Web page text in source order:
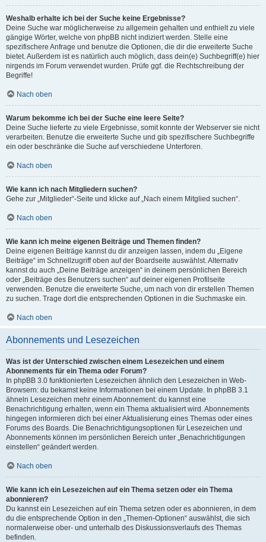
Weshalb erhalte ich bei der Suche keine Ergebnisse?
Deine Suche war möglicherweise zu allgemein gehalten und enthielt zu viele
gängige Wörter, welche von phpBB nicht indiziert werden. Stelle eine
spezifischere Anfrage und benutze die Optionen, die dir die erweiterte Suche
bietet. Außerdem ist es natürlich auch möglich, dass dein(e) Suchbegriff(e) hier
nirgends im Forum verwendet wurden. Prüfe ggf. die Rechtschreibung der
Begriffe!
Nach oben
Warum bekomme ich bei der Suche eine leere Seite?
Deine Suche lieferte zu viele Ergebnisse, somit konnte der Webserver sie nicht
verarbeiten. Benutze die erweiterte Suche und gib spezifischere Suchbegriffe
ein oder beschränke die Suche auf verschiedene Unterforen.
Nach oben
Wie kann ich nach Mitgliedern suchen?
Gehe zur „Mitglieder“-Seite und klicke auf „Nach einem Mitglied suchen“.
Nach oben
Wie kann ich meine eigenen Beiträge und Themen finden?
Deine eigenen Beiträge kannst du dir anzeigen lassen, indem du „Eigene
Beiträge“ im Schnellzugriff oben auf der Boardseite auswählst. Alternativ
kannst du auch „Deine Beiträge anzeigen“ in deinem persönlichen Bereich
oder „Beiträge des Benutzers suchen“ auf deiner eigenen Profilseite
verwenden. Benutze die erweiterte Suche, um nach von dir erstellen Themen
zu suchen. Trage dort die entsprechenden Optionen in die Suchmaske ein.
Nach oben
Abonnements und Lesezeichen
Was ist der Unterschied zwischen einem Lesezeichen und einem
Abonnements für ein Thema oder Forum?
In phpBB 3.0 funktionierten Lesezeichen ähnlich den Lesezeichen in Web-
Browsern: du bekamst keine Informationen bei einem Update. In phpBB 3.1
ähneln Lesezeichen mehr einem Abonnement: du kannst eine
Benachrichtigung erhalten, wenn ein Thema aktualisiert wird. Abonnements
hingegen informieren dich bei einer Aktualisierung eines Themas oder eines
Forums des Boards. Die Benachrichtigungsoptionen für Lesezeichen und
Abonnements können im persönlichen Bereich unter „Benachrichtigungen
einstellen“ geändert werden.
Nach oben
Wie kann ich ein Lesezeichen auf ein Thema setzen oder ein Thema
abonnieren?
Du kannst ein Lesezeichen auf ein Thema setzen oder es abonnieren, in dem
du die entsprechende Option in den „Themen-Optionen“ auswählst, die sich
normalerweise ober- und unterhalb des Diskussionsverlaufs des Themas
befinden.